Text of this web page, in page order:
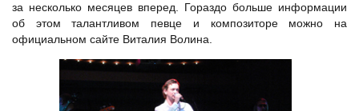
за несколько месяцев вперед. Гораздо больше информации
об этом талантливом певце и композиторе можно на
официальном сайте Виталия Волина.